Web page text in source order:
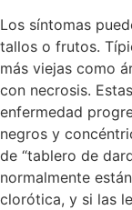
Los síntomas
tallos o frutos.
más viejas como
con necrosis.
enfermedad
negros y
de “tablero de
normalmente
clorótica, y si las